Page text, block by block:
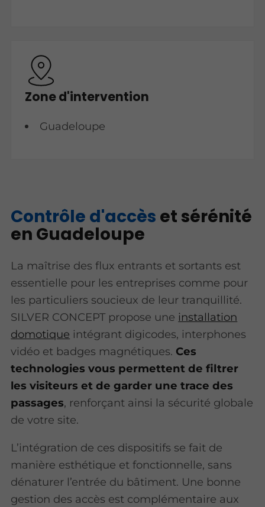
Zone d'intervention
Guadeloupe
Contrôle d'accès et sérénité
en Guadeloupe
La maîtrise des flux entrants et sortants est
essentielle pour les entreprises comme pour
les particuliers soucieux de leur tranquillité.
SILVER CONCEPT propose une installation
domotique intégrant digicodes, interphones
vidéo et badges magnétiques. Ces
technologies vous permettent de filtrer
les visiteurs et de garder une trace des
passages, renforçant ainsi la sécurité globale
de votre site.
L’intégration de ces dispositifs se fait de
manière esthétique et fonctionnelle, sans
dénaturer l’entrée du bâtiment. Une bonne
gestion des accès est complémentaire aux